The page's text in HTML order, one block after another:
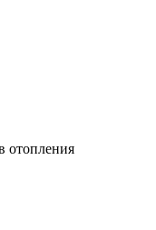
отопления